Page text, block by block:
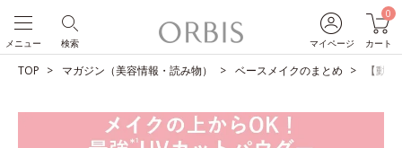
マイページ
0
カート
検索
メニュー
TOP マガジン（美容情報・読み物） ベースメイクのまとめ 【動